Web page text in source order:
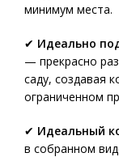
минимум места.
✔ Идеально
— прекрасно
саду, создавая
ограниченном
✔ Идеальный
в собранном